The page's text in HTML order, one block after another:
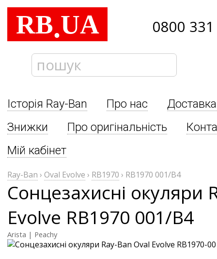
RB.UA 0800
Історія Ray-Ban Про нас
Знижки
Про оригінальність
Мій кабінет
Ray-Ban › Oval Evolve › RB1970 › RB1970 001/B4
Сонцезахисні окуляри
Evolve RB1970 001/B4
Arista | Peachy